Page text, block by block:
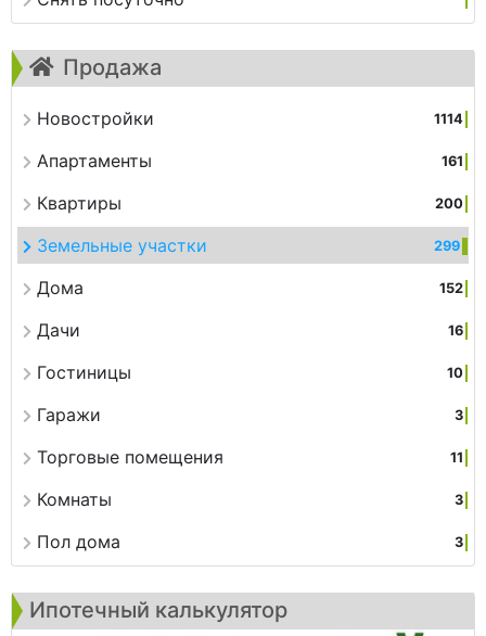
Продажа
Новостройки 1114
Апартаменты 161
Квартиры 200
Земельные участки 299
Дома 152
Дачи 16
Гостиницы 10
Гаражи 3
Торговые помещения 11
Комнаты 3
Пол дома 3
Ипотечный калькулятор